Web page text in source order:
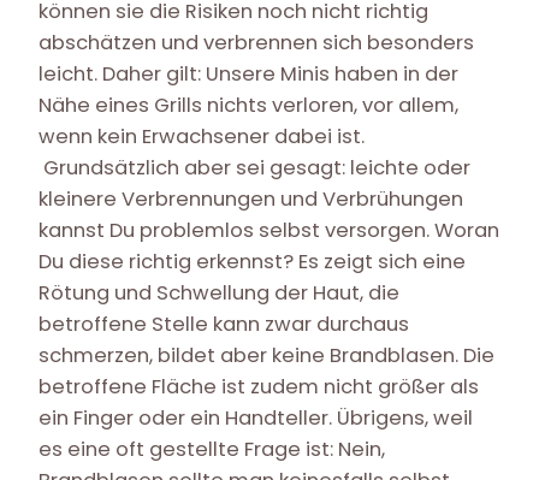
können sie die Risiken noch nicht richtig
abschätzen und verbrennen sich besonders
leicht. Daher gilt: Unsere Minis haben in der
Nähe eines Grills nichts verloren, vor allem,
wenn kein Erwachsener dabei ist.
Grundsätzlich aber sei gesagt: leichte oder
kleinere Verbrennungen und Verbrühungen
kannst Du problemlos selbst versorgen. Woran
Du diese richtig erkennst? Es zeigt sich eine
Rötung und Schwellung der Haut, die
betroffene Stelle kann zwar durchaus
schmerzen, bildet aber keine Brandblasen. Die
betroffene Fläche ist zudem nicht größer als
ein Finger oder ein Handteller. Übrigens, weil
es eine oft gestellte Frage ist: Nein,